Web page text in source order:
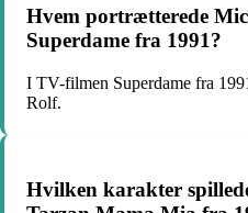
Hvem portrætterede
Superdame fra 1991?
I TV-filmen Superdame fra
Rolf.
Hvilken karakter